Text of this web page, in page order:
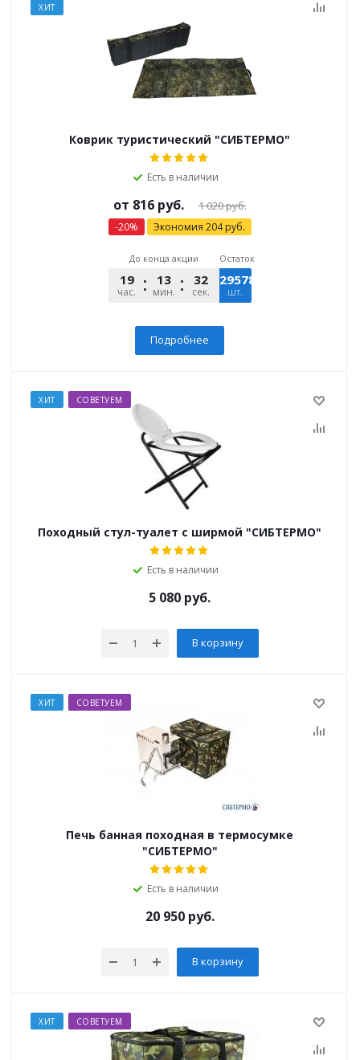
ХИТ
Коврик туристический "СИБТЕРМО"
Есть в наличии
от 816 руб. 1 020 руб.
-20% Экономия 204 руб.
До конца акции
19
час.
13
мин.
31
сек.
Остаток
295786
шт.
Подробнее
ХИТ СОВЕТУЕМ
Походный стул-туалет с ширмой "СИБТЕРМО"
Есть в наличии
5 080 руб.
В корзину
ХИТ СОВЕТУЕМ
Печь банная походная в термосумке
"СИБТЕРМО"
Есть в наличии
20 950руб.
В корзину
ХИТ СОВЕТУЕМ